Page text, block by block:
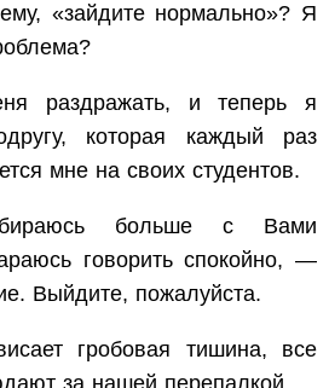
«зайдите нормально»? Я
раздражать, и теперь я
которая каждый раз
мне на своих студентов.
больше с Вами
говорить спокойно, —
Выйдите, пожалуйста.
гробовая тишина, все